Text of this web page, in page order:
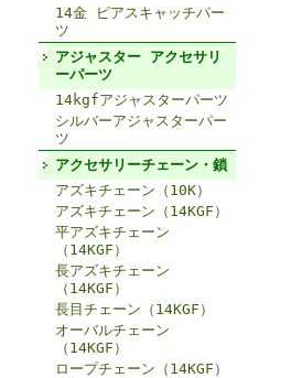
14金 ピアスキャッチパー
ツ
アジャスター アクセサリ
ーパーツ
14kgfアジャスターパーツ
シルバーアジャスターパー
ツ
アクセサリーチェーン・鎖
アズキチェーン（10K）
アズキチェーン（14KGF）
平アズキチェーン
（14KGF）
長アズキチェーン
（14KGF）
長目チェーン（14KGF）
オーバルチェーン
（14KGF）
ロープチェーン（14KGF）